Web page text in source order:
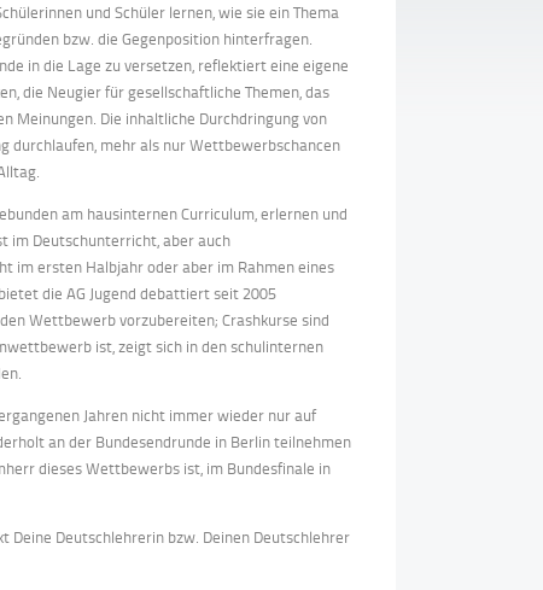
und Schüler lernen, wie sie ein Thema
bzw. die Gegenposition hinterfragen.
in die Lage zu versetzen, reflektiert eine eigene
die Neugier für gesellschaftliche Themen, das
Meinungen. Die inhaltliche Durchdringung von
durchlaufen, mehr als nur Wettbewerbschancen
am hausinternen Curriculum, erlernen und
im Deutschunterricht, aber auch
im ersten Halbjahr oder aber im Rahmen eines
die AG Jugend debattiert seit 2005
Wettbewerb vorzubereiten; Crashkurse sind
ist, zeigt sich in den schulinternen
Jahren nicht immer wieder nur auf
an der Bundesendrunde in Berlin teilnehmen
dieses Wettbewerbs ist, im Bundesfinale in
Deine Deutschlehrerin bzw. Deinen Deutschlehrer